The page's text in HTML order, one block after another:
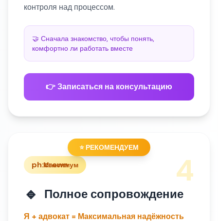
контроля над процессом.
🤝 Сначала знакомство, чтобы понять,
комфортно ли работать вместе
👉 Записаться на консультацию
⭐ РЕКОМЕНДУЕМ
ph:crown
Максимум 4
🔹 Полное сопровождение
Я + адвокат = Максимальная надёжность